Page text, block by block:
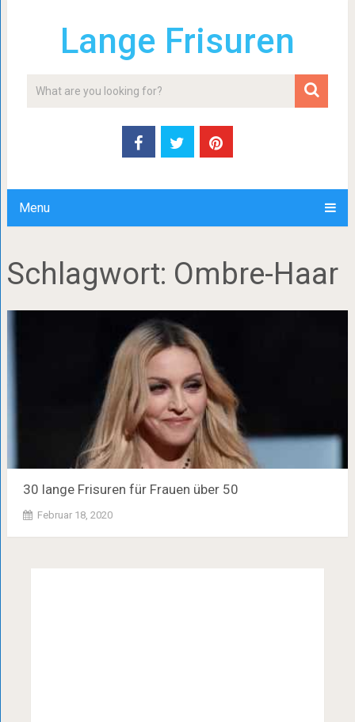
Lange Frisuren
Menu
Schlagwort: Ombre-Haar
30 lange Frisuren für Frauen über 50
Februar 18, 2020